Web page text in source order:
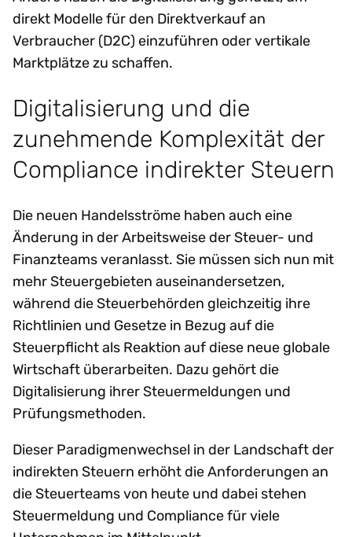
direkt Modelle für den Direktverkauf an
Verbraucher (D2C) einzuführen oder vertikale
Marktplätze zu schaffen.
Digitalisierung und die
zunehmende Komplexität der
Compliance indirekter Steuern
Die neuen Handelsströme haben auch eine
Änderung in der Arbeitsweise der Steuer- und
Finanzteams veranlasst. Sie müssen sich nun mit
mehr Steuergebieten auseinandersetzen,
während die Steuerbehörden gleichzeitig ihre
Richtlinien und Gesetze in Bezug auf die
Steuerpflicht als Reaktion auf diese neue globale
Wirtschaft überarbeiten. Dazu gehört die
Digitalisierung ihrer Steuermeldungen und
Prüfungsmethoden.
Dieser Paradigmenwechsel in der Landschaft der
indirekten Steuern erhöht die Anforderungen an
die Steuerteams von heute und dabei stehen
Steuermeldung und Compliance für viele